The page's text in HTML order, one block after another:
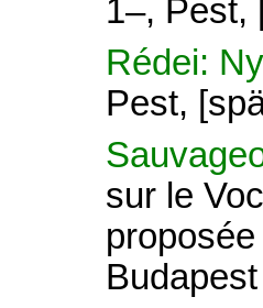
1–, Pest,
Rédei:
Pest,
sur le